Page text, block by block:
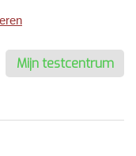
Mijn testcentrum